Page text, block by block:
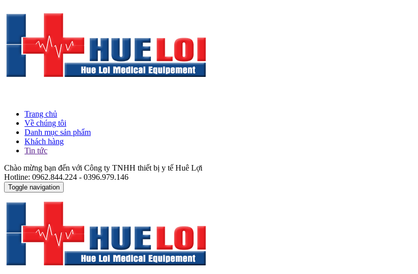
Trang chủ
Về chúng tôi
Danh mục sản phẩm
Khách hàng
Tin tức
Chào mừng bạn đến với Công ty TNHH thiết bị y tế Huê Lợi
Hotline: 0962.844.224 - 0396.979.146
Toggle navigation